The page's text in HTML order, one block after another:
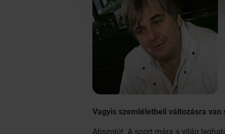
Vagyis szemléletbeli változásra van
Abszolút. A sport mára a világ